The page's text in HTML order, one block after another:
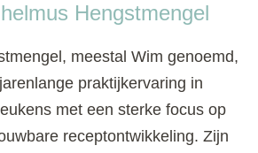
Hengstmengel
meestal Wim genoemd,
praktijkervaring in
met een sterke focus op
receptontwikkeling. Zijn